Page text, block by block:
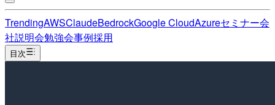
TrendingAWSClaudeBedrockGoogle CloudAzureセミナー会
社説明会勉強会事例採用
目次